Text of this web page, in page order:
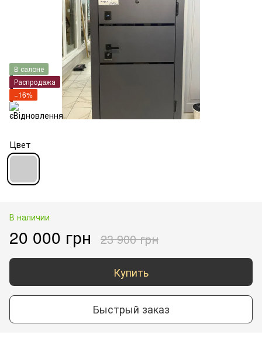
В салоне
Распродажа
−16%
Цвет
В наличии
20 000 грн 23 900 грн
Купить
Быстрый заказ